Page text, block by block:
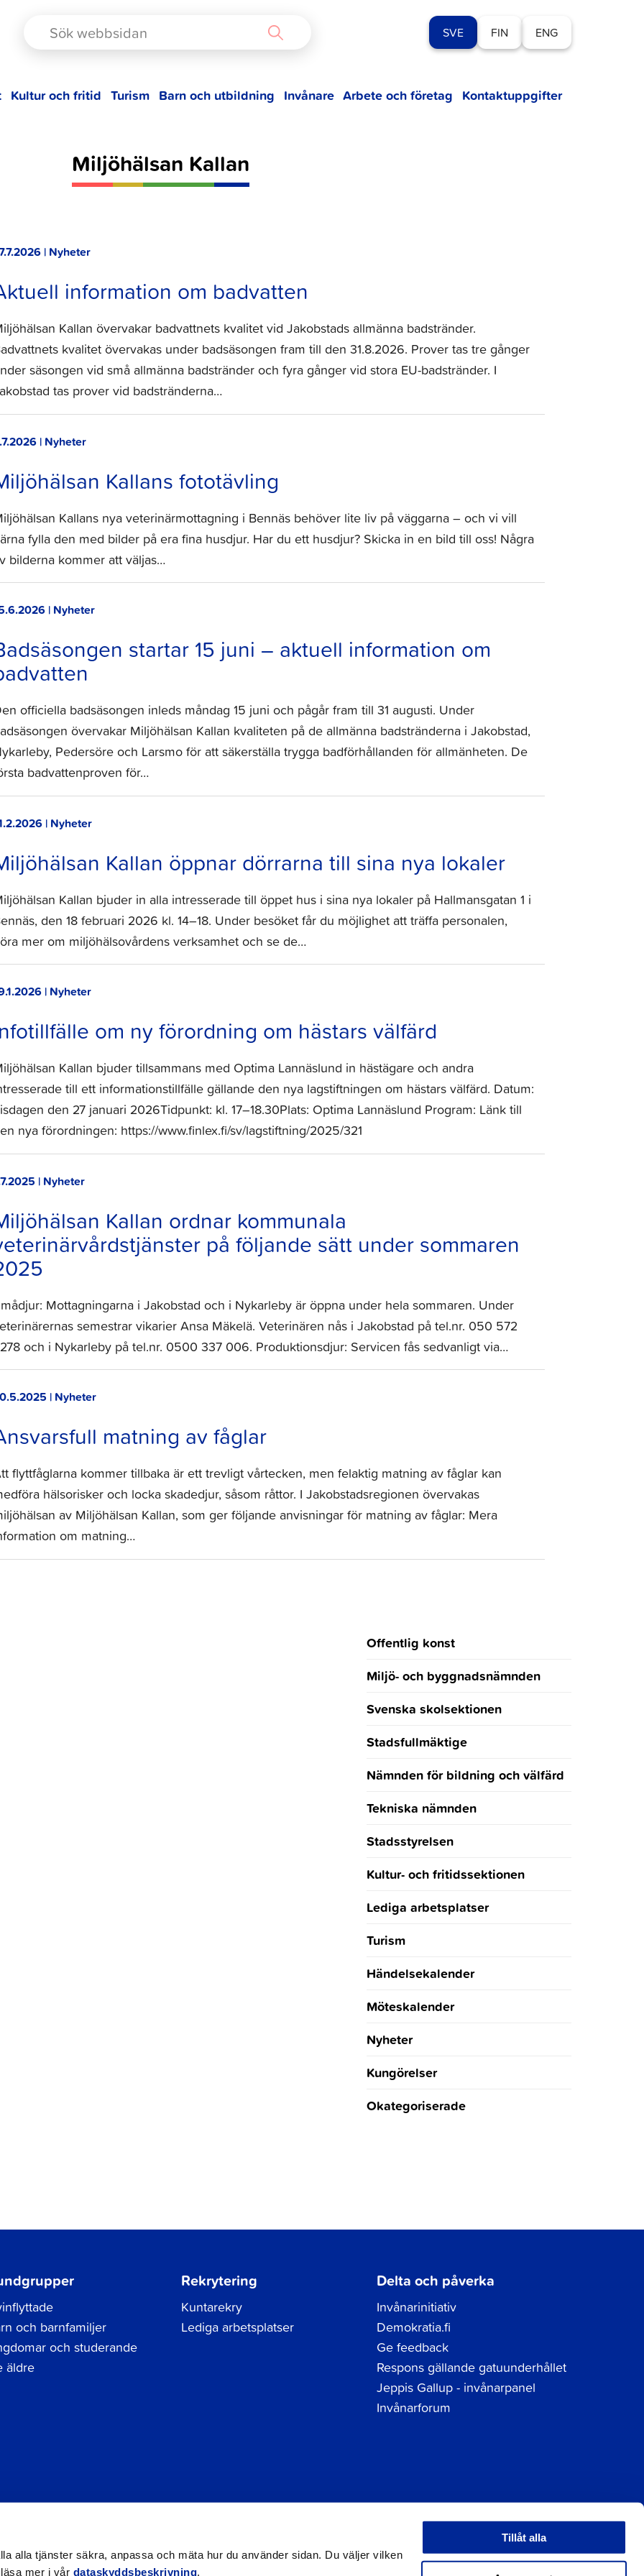
alla tjänster säkra, anpassa och mäta hur du använder sidan. Du väljer vilken
mer i vår dataskyddsbeskrivning.
Tillåt alla
SVE FIN ENG
Kultur och fritid Turism Barn och utbildning Invånare Arbete och företag Kontaktuppgifter
Miljöhälsan Kallan
| Nyheter
information om badvatten
Kallan övervakar badvattnets kvalitet vid Jakobstads allmänna badstränder.
kvalitet övervakas under badsäsongen fram till den 31.8.2026. Prover tas tre gånger
säsongen vid små allmänna badstränder och fyra gånger vid stora EU-badstränder. I
tas prover vid badstränderna…
| Nyheter
Kallans fototävling
Kallans nya veterinärmottagning i Bennäs behöver lite liv på väggarna – och vi vill
fylla den med bilder på era fina husdjur. Har du ett husdjur? Skicka in en bild till oss! Några
bilderna kommer att väljas…
| Nyheter
startar 15 juni – aktuell information om
officiella badsäsongen inleds måndag 15 juni och pågår fram till 31 augusti. Under
övervakar Miljöhälsan Kallan kvaliteten på de allmänna badstränderna i Jakobstad,
Pedersöre och Larsmo för att säkerställa trygga badförhållanden för allmänheten. De
badvattenproven för…
| Nyheter
Kallan öppnar dörrarna till sina nya lokaler
Kallan bjuder in alla intresserade till öppet hus i sina nya lokaler på Hallmansgatan 1 i
den 18 februari 2026 kl. 14–18. Under besöket får du möjlighet att träffa personalen,
mer om miljöhälsovårdens verksamhet och se de…
| Nyheter
om ny förordning om hästars välfärd
Kallan bjuder tillsammans med Optima Lannäslund in hästägare och andra
till ett informationstillfälle gällande den nya lagstiftningen om hästars välfärd. Datum:
den 27 januari 2026Tidpunkt: kl. 17–18.30Plats: Optima Lannäslund Program: Länk till
nya förordningen: https://www.finlex.fi/sv/lagstiftning/2025/321
| Nyheter
Kallan ordnar kommunala
på följande sätt under sommaren
Mottagningarna i Jakobstad och i Nykarleby är öppna under hela sommaren. Under
semestrar vikarier Ansa Mäkelä. Veterinären nås i Jakobstad på tel.nr. 050 572
och i Nykarleby på tel.nr. 0500 337 006. Produktionsdjur: Servicen fås sedvanligt via…
| Nyheter
matning av fåglar
flyttfåglarna kommer tillbaka är ett trevligt vårtecken, men felaktig matning av fåglar kan
hälsorisker och locka skadedjur, såsom råttor. I Jakobstadsregionen övervakas
av Miljöhälsan Kallan, som ger följande anvisningar för matning av fåglar: Mera
om matning…
Offentlig konst
Miljö- och byggnadsnämnden
Svenska skolsektionen
Stadsfullmäktige
Nämnden för bildning och välfärd
Tekniska nämnden
Stadsstyrelsen
Kultur- och fritidssektionen
Lediga arbetsplatser
Turism
Händelsekalender
Möteskalender
Nyheter
Kungörelser
Okategoriserade
och barnfamiljer
och studerande
äldre
Rekrytering
Kuntarekry
Lediga arbetsplatser
Delta och påverka
Invånarinitiativ
Demokratia.fi
Ge feedback
Respons gällande gatuunderhållet
Jeppis Gallup - invånarpanel
Invånarforum
registraturen@jakobstad.fiTillgänglighetsutlåtande